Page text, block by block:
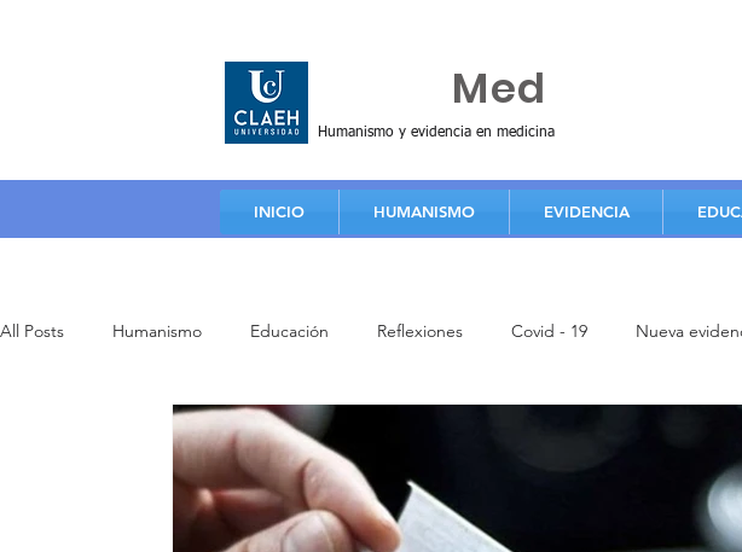
Humanismo y evidencia en medicina
Med
INICIO HUMANISMO EVIDENCIA
All Posts Humanismo Educación Reflexiones Covid - 19 Nueva
Principios y valores Artículos
Práctica clínica Formación humanista Contenidos de